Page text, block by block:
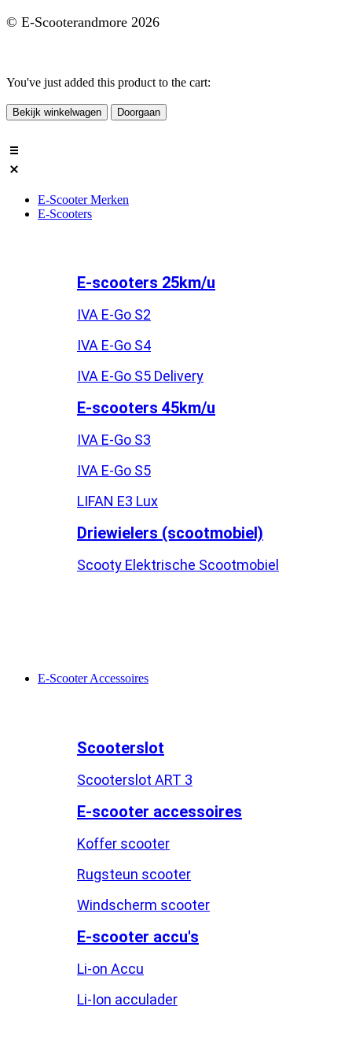
© E-Scooterandmore 2026
You've just added this product to the cart:
Bekijk winkelwagen Doorgaan
E-Scooter Merken
E-Scooters
E-scooters 25km/u
IVA E-Go S2
IVA E-Go S4
IVA E-Go S5 Delivery
E-scooters 45km/u
IVA E-Go S3
IVA E-Go S5
LIFAN E3 Lux
Driewielers (scootmobiel)
Scooty Elektrische Scootmobiel
E-Scooter Accessoires
Scooterslot
Scooterslot ART 3
E-scooter accessoires
Koffer scooter
Rugsteun scooter
Windscherm scooter
E-scooter accu's
Li-on Accu
Li-Ion acculader